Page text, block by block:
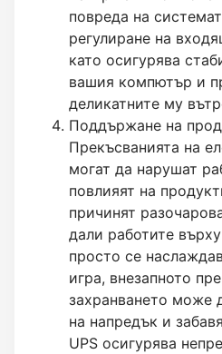
повреда на
регулиране на
като осигурява
вашия компютър и
деликатните му
Поддържане на
Прекъсванията на
могат да нарушат
повлияят на
причинят
дали работите
просто се
игра, внезапното
захранването може
на напредък и
UPS осигурява